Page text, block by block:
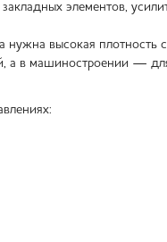
элементов,
высокая плотность
а в машиностроении —